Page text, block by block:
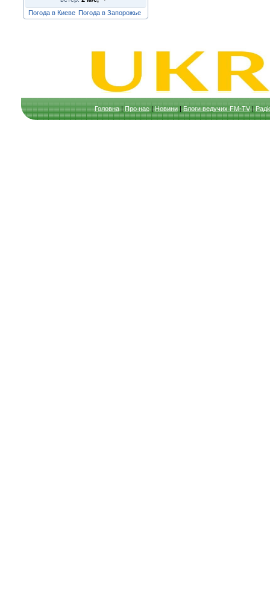
Погода в Киеве Погода в Запорожье
Головна|Про нас|Новини|Блоги ведучих FM-TV|